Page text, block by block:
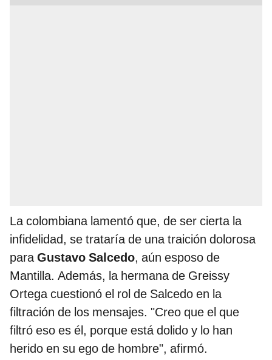
La colombiana lamentó que, de ser cierta la
infidelidad, se trataría de una traición dolorosa
paraGustavo Salcedo, aún esposo de
Mantilla. Además, la hermana de Greissy
Ortega cuestionó el rol de Salcedo en la
filtración de los mensajes. "Creo que el que
filtró eso es él, porque está dolido y lo han
herido en su ego de hombre", afirmó.